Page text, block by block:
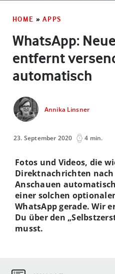
HOME » APPS
WhatsApp:
entfernt
automatisch
Annika Linsner
23. September 2020 4 min.
Fotos und Videos, die
Direktnachrichten
Anschauen
einer solchen
WhatsApp gerade. Wir
Du über den
musst.